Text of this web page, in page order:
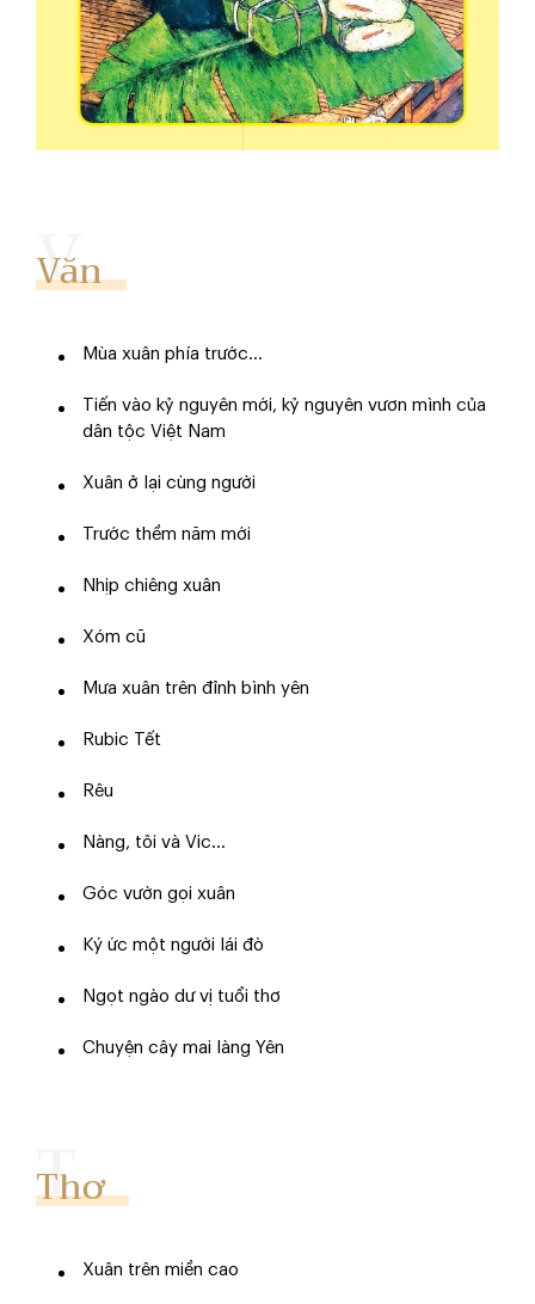
Văn
Mùa xuân phía trước…
Tiến vào kỷ nguyên mới, kỷ nguyên vươn mình của
dân tộc Việt Nam
Xuân ở lại cùng người
Trước thềm năm mới
Nhịp chiêng xuân
Xóm cũ
Mưa xuân trên đỉnh bình yên
Rubic Tết
Rêu
Nàng, tôi và Vic...
Góc vườn gọi xuân
Ký ức một người lái đò
Ngọt ngào dư vị tuổi thơ
Chuyện cây mai làng Yên
Thơ
Xuân trên miền cao